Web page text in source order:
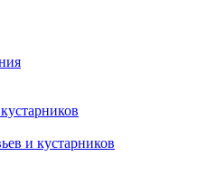
и кустарников